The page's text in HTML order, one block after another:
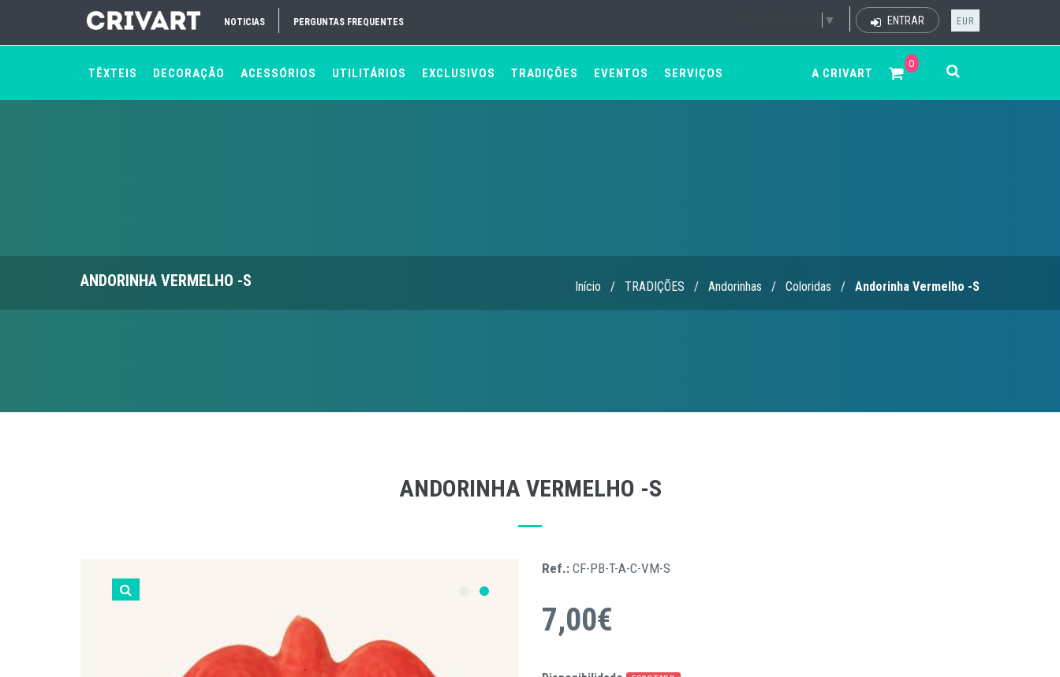
NOTICIAS PERGUNTAS FREQUENTES ▼ ENTRAR EUR
TÊXTEIS DECORAÇÃO ACESSÓRIOS UTILITÁRIOS EXCLUSIVOS TRADIÇÕES EVENTOS SERVIÇOS
0
A CRIVART
ANDORINHA VERMELHO -S Início / TRADIÇÕES / Andorinhas / Coloridas / Andorinha Vermelho -S
ANDORINHA VERMELHO -S
Ref.: CF-PB-T-A-C-VM-S
7,00€